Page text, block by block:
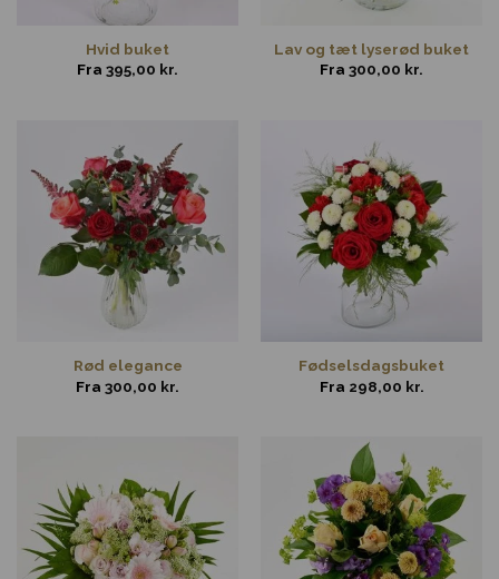
Hvid buket
Fra 395,00 kr.
Lav og tæt lyserød buket
Fra 300,00 kr.
Rød elegance
Fra 300,00 kr.
Fødselsdagsbuket
Fra 298,00 kr.